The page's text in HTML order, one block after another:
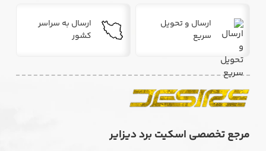
ارسال و تحویل
سریع
ارسال به سراسر
کشور
مرجع تخصصی اسکیت برد دیزایر